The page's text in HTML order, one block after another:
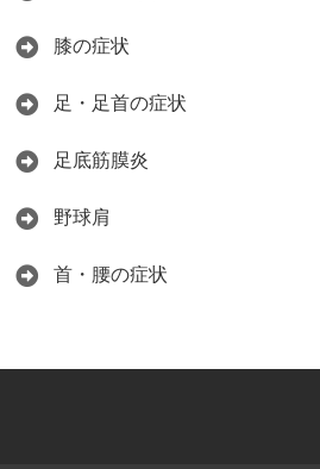
膝の症状
足・足首の症状
足底筋膜炎
野球肩
首・腰の症状